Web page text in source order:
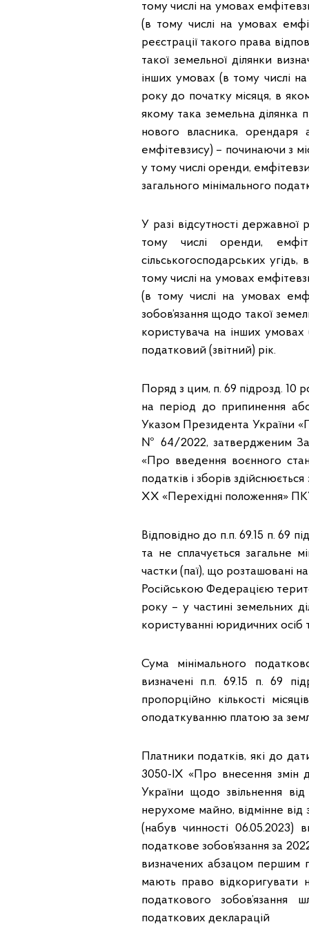
тому числі на умовах
(в тому числі на умовах
реєстрації такого права
такої земельної ділянки
інших умовах (в тому числі
року до початку місяця, в
якому така земельна ділянка
нового власника,
емфітевзису) – починаючи з
у тому числі оренди,
загального мінімального
У разі відсутності
тому числі оренди,
сільськогосподарських
тому числі на умовах
(в тому числі на умовах
зобов’язання щодо такої
користувача на інших умовах
податковий (звітний) рік.
Поряд з цим, п. 69 підрозд. 10
на період до припинення
Указом Президента України
№ 64/2022, затвердженим
«Про введення воєнного
податків і зборів
XX «Перехідні положення»
Відповідно до п.п. 69.15 п. 69
та не сплачується загальне
частки (паї), що розташовані
Російською Федерацією
року – у частині земельних
користуванні юридичних осіб
Сума мінімального
визначені п.п. 69.15 п. 69
пропорційно кількості
оподаткуванню платою за
Платники податків, які до
3050-IX «Про внесення змін
України щодо звільнення
нерухоме майно, відмінне
(набув чинності 06.05.2023)
податкове зобов’язання за
визначених абзацом першим
мають право відкоригувати
податкового
податкових декларацій